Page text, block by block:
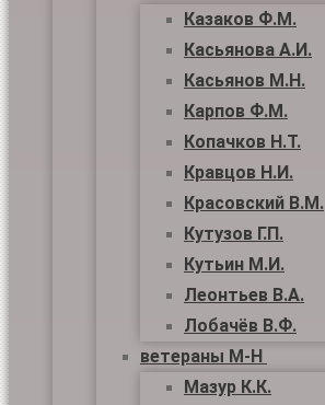
Казаков Ф.М.
Касьянова А.И.
Касьянов М.Н.
Карпов Ф.М.
Копачков Н.Т.
Кравцов Н.И.
Красовский В.М.
Кутузов Г.П.
Кутьин М.И.
Леонтьев В.А.
Лобачёв В.Ф.
ветераны М-Н
Мазур К.К.